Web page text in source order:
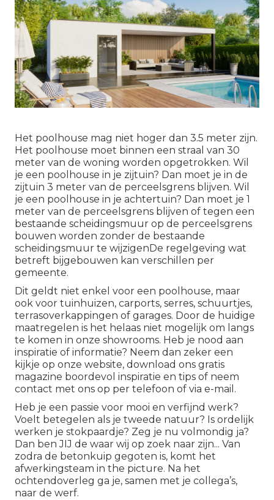
Het poolhouse mag niet hoger dan 3.5 meter zijn.
Het poolhouse moet binnen een straal van 30
meter van de woning worden opgetrokken. Wil
je een poolhouse in je zijtuin? Dan moet je in de
zijtuin 3 meter van de perceelsgrens blijven. Wil
je een poolhouse in je achtertuin? Dan moet je 1
meter van de perceelsgrens blijven of tegen een
bestaande scheidingsmuur op de perceelsgrens
bouwen worden zonder de bestaande
scheidingsmuur te wijzigenDe regelgeving wat
betreft bijgebouwen kan verschillen per
gemeente.
Dit geldt niet enkel voor een poolhouse, maar
ook voor tuinhuizen, carports, serres, schuurtjes,
terrasoverkappingen of garages. Door de huidige
maatregelen is het helaas niet mogelijk om langs
te komen in onze showrooms. Heb je nood aan
inspiratie of informatie? Neem dan zeker een
kijkje op onze website, download ons gratis
magazine boordevol inspiratie en tips of neem
contact met ons op per telefoon of via e-mail.
Heb je een passie voor mooi en verfijnd werk?
Voelt betegelen als je tweede natuur? Is ordelijk
werken je stokpaardje? Zeg je nu volmondig ja?
Dan ben JIJ de waar wij op zoek naar zijn... Van
zodra de betonkuip gegoten is, komt het
afwerkingsteam in the picture. Na het
ochtendoverleg ga je, samen met je collega’s,
naar de werf.